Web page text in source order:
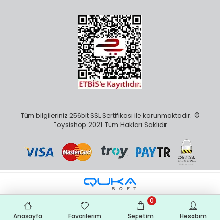
Tüm bilgileriniz 256bit SSL Sertifikası ile korunmaktadır. ©
Toysishop 2021 Tüm Hakları Saklıdır
Anasayfa Favorilerim Sepetim
0
Hesabım